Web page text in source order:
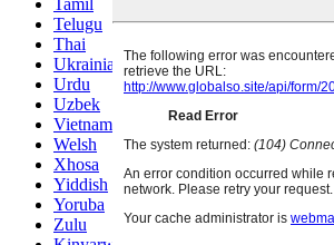
Tamil
Telugu
Thai
Ukrainian
Urdu
Uzbek
Vietnamese
Welsh
Xhosa
Yiddish
Yoruba
Zulu